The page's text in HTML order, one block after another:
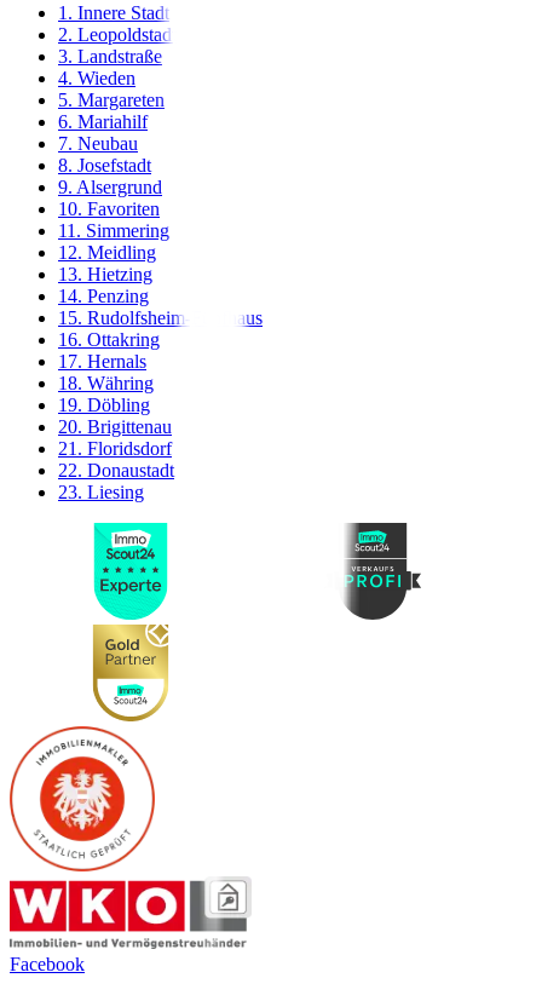
1. Innere Stadt
2. Leopoldstadt
3. Landstraße
4. Wieden
5. Margareten
6. Mariahilf
7. Neubau
8. Josefstadt
9. Alsergrund
10. Favoriten
11. Simmering
12. Meidling
13. Hietzing
14. Penzing
15. Rudolfsheim-Fünfhaus
16. Ottakring
17. Hernals
18. Währing
19. Döbling
20. Brigittenau
21. Floridsdorf
22. Donaustadt
23. Liesing
Facebook